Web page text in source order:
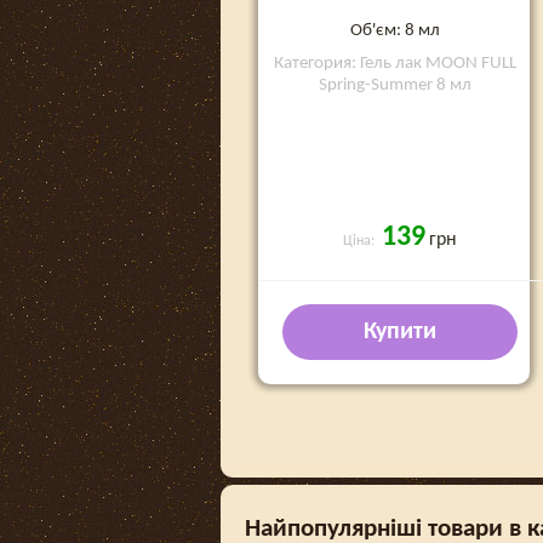
Об'єм: 8 мл
Категория: Гель лак MOON FULL
Spring-Summer 8 мл
Ціна: 139 грн
Купити
Найпопулярніші товари в